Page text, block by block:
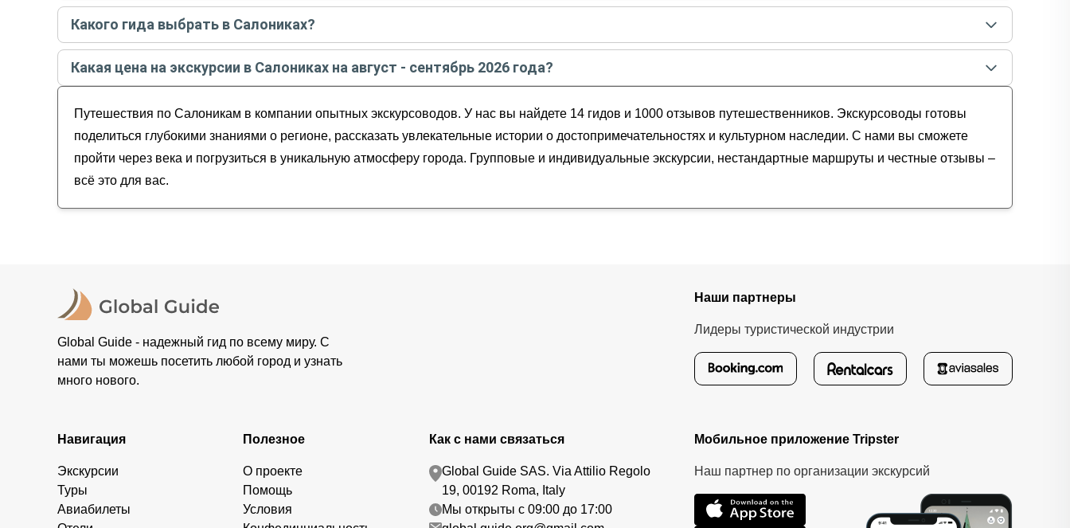
Самые популярные экскурсиив Салоникахв августе - сентябре 2026года:
Салоники за 2,5 часа
Добро пожаловать в Салоники!
Знакомьтесь, Салоники!
Гора Олимп и ее живописные окрестности из Салоников
Вергина: погрузиться в мир Древней Македонии
Какого гида выбрать в Салониках?
Лучшие гидыв Салоникахпо рейтингу и отзывам вавгусте 2026 года:
Оксана
Яна
Никос
Тигран
Какая цена на экскурсии в Салониках на август - сентябрь 2026 года?
Путешествия по Салоникам в компании опытных экскурсоводов. У нас вы найдете 14 гидов и 1000 отзывов путешественников. Экскурсоводы готовы
поделиться глубокими знаниями о регионе, рассказать увлекательные истории о достопримечательностях и культурном наследии. С нами вы сможете
пройти через века и погрузиться в уникальную атмосферу города. Групповые и индивидуальные экскурсии, нестандартные маршруты и честные отзывы –
всё это для вас.
Global Guide - надежный гид по всему миру. С
нами ты можешь посетить любой город и узнать
много нового.
Наши партнеры
Лидеры туристической индустрии
Навигация
Экскурсии
Туры
Авиабилеты
Полезное
О проекте
Помощь
Условия
Как с нами связаться
Global Guide SAS. Via Attilio Regolo
19, 00192 Roma, Italy
Мы открыты с 09:00 до 17:00
Мобильное приложение Tripster
Наш партнер по организации экскурсий